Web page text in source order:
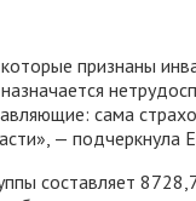
признаны
сама
— подчеркнула
составляет